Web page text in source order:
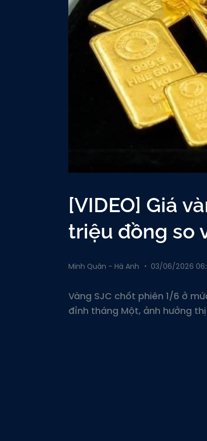
[VIDEO] Giá
triệu đồng so
Minh Quân - Hà Anh 03/06/2026
Vàng SJC chốt phiên 1/6 ở
đỉnh tháng Một, ảnh hưởng